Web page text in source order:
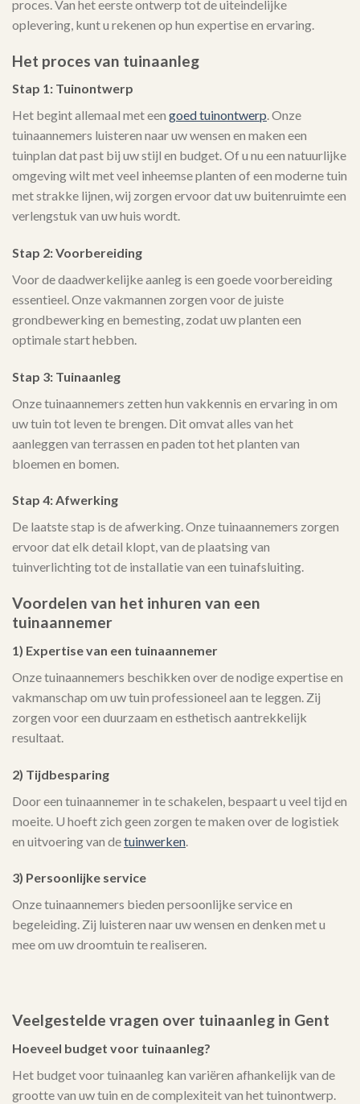
proces. Van het eerste ontwerp tot de uiteindelijke
oplevering, kunt u rekenen op hun expertise en ervaring.
Het proces van tuinaanleg
Stap 1: Tuinontwerp
Het begint allemaal met een goed tuinontwerp. Onze
tuinaannemers luisteren naar uw wensen en maken een
tuinplan dat past bij uw stijl en budget. Of u nu een natuurlijke
omgeving wilt met veel inheemse planten of een moderne tuin
met strakke lijnen, wij zorgen ervoor dat uw buitenruimte een
verlengstuk van uw huis wordt.
Stap 2: Voorbereiding
Voor de daadwerkelijke aanleg is een goede voorbereiding
essentieel. Onze vakmannen zorgen voor de juiste
grondbewerking en bemesting, zodat uw planten een
optimale start hebben.
Stap 3: Tuinaanleg
Onze tuinaannemers zetten hun vakkennis en ervaring in om
uw tuin tot leven te brengen. Dit omvat alles van het
aanleggen van terrassen en paden tot het planten van
bloemen en bomen.
Stap 4: Afwerking
De laatste stap is de afwerking. Onze tuinaannemers zorgen
ervoor dat elk detail klopt, van de plaatsing van
tuinverlichting tot de installatie van een tuinafsluiting.
Voordelen van het inhuren van een
tuinaannemer
1) Expertise van een tuinaannemer
Onze tuinaannemers beschikken over de nodige expertise en
vakmanschap om uw tuin professioneel aan te leggen. Zij
zorgen voor een duurzaam en esthetisch aantrekkelijk
resultaat.
2) Tijdbesparing
Door een tuinaannemer in te schakelen, bespaart u veel tijd en
moeite. U hoeft zich geen zorgen te maken over de logistiek
en uitvoering van detuinwerken
3) Persoonlijke service
Onze tuinaannemers bieden persoonlijke service en
begeleiding. Zij luisteren naar uw wensen en denken met u
mee om uw droomtuin te realiseren.
Veelgestelde vragen over tuinaanleg in Gent
Hoeveel budget voor tuinaanleg?
Het budget voor tuinaanleg kan variëren afhankelijk van de
grootte van uw tuin en de complexiteit van het tuinontwerp.